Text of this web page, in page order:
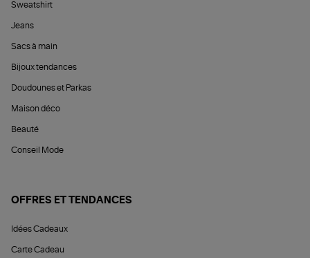
Sweatshirt
Jeans
Sacs à main
Bijoux tendances
Doudounes et Parkas
Maison déco
Beauté
Conseil Mode
OFFRES ET TENDANCES
Idées Cadeaux
Carte Cadeau